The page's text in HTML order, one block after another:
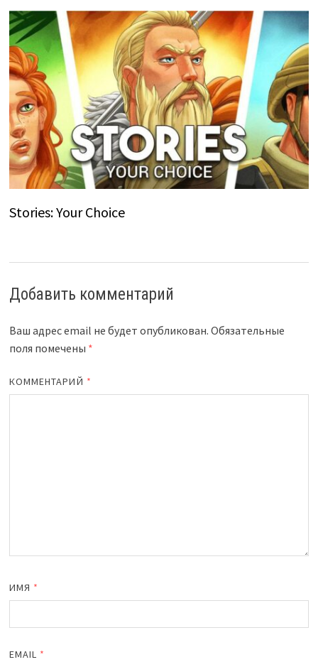
Stories: Your Choice
Добавить комментарий
Ваш адрес email не будет опубликован. Обязательные
поля помечены *
КОММЕНТАРИЙ *
ИМЯ *
EMAIL *